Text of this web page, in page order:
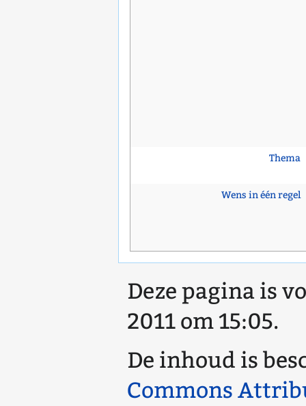
Thema
Wens in één regel
Deze pagina is
2011 om 15:05.
De inhoud is
Commons